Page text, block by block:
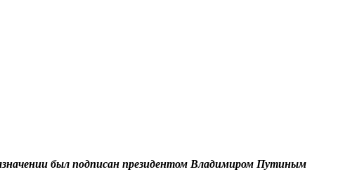
был подписан президентом Владимиром Путиным